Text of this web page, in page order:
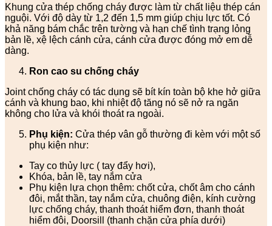
Khung cửa thép chống cháy được làm từ chất liệu thép cán
nguội. Với độ dày từ 1,2 đến 1,5 mm giúp chịu lực tốt. Có
khả năng bám chắc trên tường và hạn chế tình trạng lỏng
bản lề, xệ lệch cánh cửa, cánh cửa được đóng mở em dễ
dàng.
Ron cao su chống cháy
Joint chống cháy có tác dụng sẽ bít kín toàn bộ khe hở giữa
cánh và khung bao, khi nhiệt độ tăng nó sẽ nở ra ngăn
không cho lửa và khói thoát ra ngoài.
Phụ kiện: Cửa thép vân gỗ thường đi kèm với một số
phụ kiện như:
Tay co thủy lực ( tay đẩy hơi),
Khóa, bản lề, tay nắm cửa
Phụ kiện lựa chọn thêm: chốt cửa, chốt âm cho cánh
đôi, mắt thần, tay nắm cửa, chuông điện, kính cường
lực chống cháy, thanh thoát hiểm đơn, thanh thoát
hiểm đôi, Doorsill (thanh chặn cửa phía dưới)